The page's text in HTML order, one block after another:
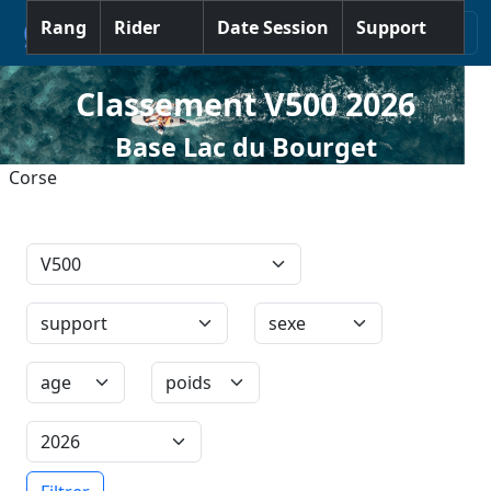
Classement V500 2026
Base Lac du Bourget
Corse
Rang Rider Date Session Support